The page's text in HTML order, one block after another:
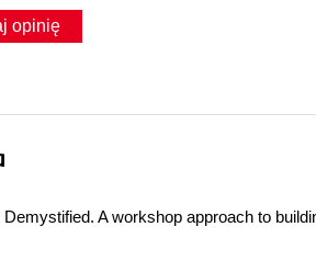
opinię
A workshop approach to